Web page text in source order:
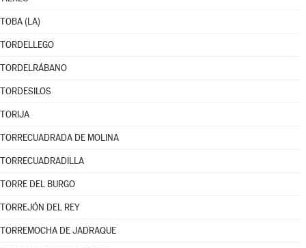
TOBA (LA)
TORDELLEGO
TORDELRÁBANO
TORDESILOS
TORIJA
TORRECUADRADA DE MOLINA
TORRECUADRADILLA
TORRE DEL BURGO
TORREJÓN DEL REY
TORREMOCHA DE JADRAQUE